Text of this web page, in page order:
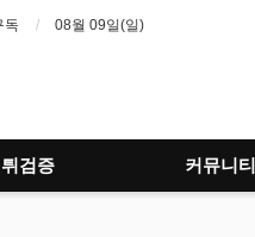
독 08월 09일(일)
검증 커뮤니티